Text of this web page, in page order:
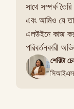
সাথে সম্পর্ক
এবং আমিও যে
এলউইনে কাজ
পরিবর্তনকারী
শেরিটা
সিআইএস,